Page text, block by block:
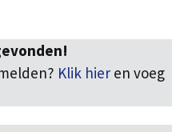
Klik hier en voeg